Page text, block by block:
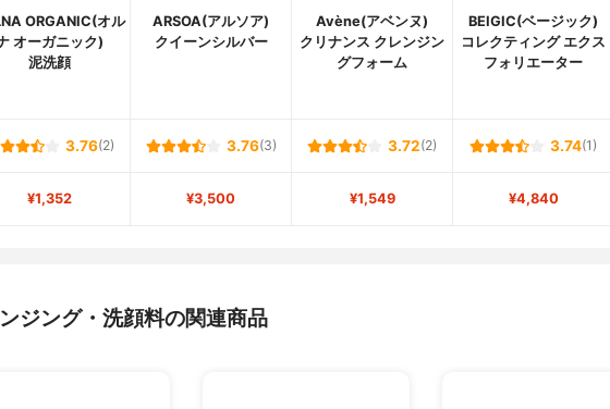
ORGANIC(オル
オーガニック)
泥洗顔
ARSOA(アルソア)
クイーンシルバー
Avène(アベンヌ)
クリナンス クレンジン
グフォーム
BEIGIC(ベージック)
コレクティング エクス
フォリエーター
3.76(2) 3.76(3) 3.72(2) 3.74(1)
¥1,352 ¥3,500 ¥1,549 ¥4,840
ジング・洗顔料の関連商品